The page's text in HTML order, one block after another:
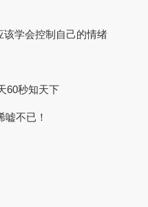
该学会控制自己的情绪
60秒知天下
不已！